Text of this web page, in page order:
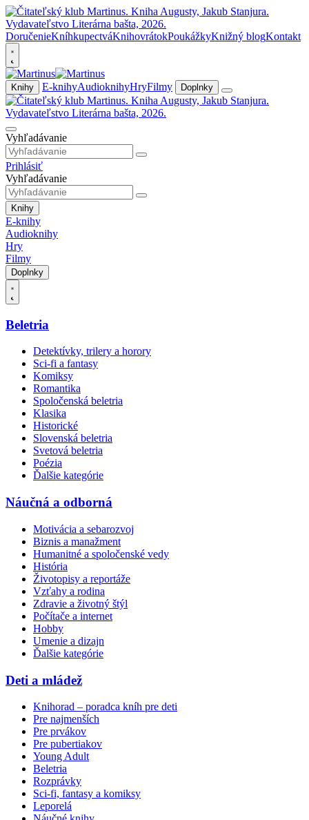
DoručenieKníhkupectváKnihovrátokPoukážkyKnižný blogKontakt
Knihy E-knihyAudioknihyHryFilmy Doplnky
Vyhľadávanie
Prihlásiť
Vyhľadávanie
Knihy
E-knihy
Audioknihy
Hry
Filmy
Doplnky
Beletria
Detektívky, trilery a horory
Sci-fi a fantasy
Komiksy
Romantika
Spoločenská beletria
Klasika
Historické
Slovenská beletria
Svetová beletria
Poézia
Ďalšie kategórie
Náučná a odborná
Motivácia a sebarozvoj
Biznis a manažment
Humanitné a spoločenské vedy
História
Životopisy a reportáže
Vzťahy a rodina
Zdravie a životný štýl
Počítače a internet
Hobby
Umenie a dizajn
Ďalšie kategórie
Deti a mládež
Knihorad – poradca kníh pre deti
Pre najmenších
Pre prvákov
Pre pubertiakov
Young Adult
Beletria
Rozprávky
Sci-fi, fantasy a komiksy
Leporelá